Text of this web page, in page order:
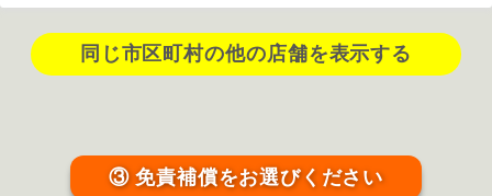
同じ市区町村の他の店舗を表示する
③ 免責補償をお選びください